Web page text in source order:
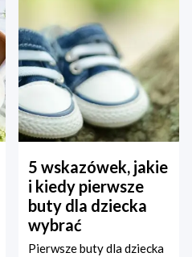
5 wskazówek, jakie
i kiedy pierwsze
buty dla dziecka
wybrać
Pierwsze buty dla dziecka